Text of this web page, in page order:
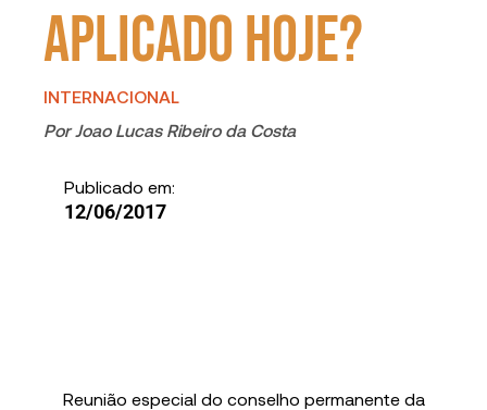
aplicado hoje?
INTERNACIONAL
Por Joao Lucas Ribeiro da Costa
Publicado em:
12/06/2017
Reunião especial do conselho permanente da